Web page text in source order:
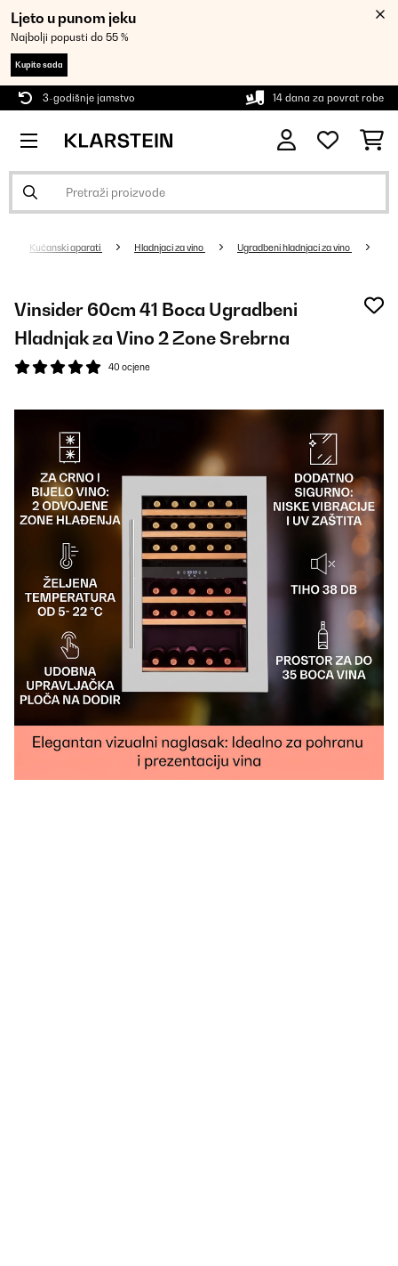
Ljeto u punom jeku
Najbolji popusti do 55 %
Kupite sada
3-godišnje jamstvo 14 dana za povrat robe
Kućanski aparati Hladnjaci za vino Ugradbeni hladnjaci za vino
Vinsider 60cm 41 Boca Ugradbeni
Hladnjak za Vino 2 Zone Srebrna
40 ocjene